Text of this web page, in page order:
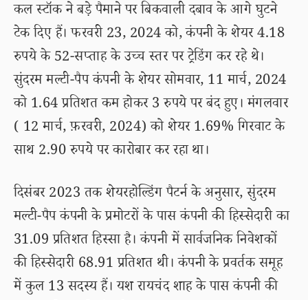
कल स्टॉक ने बड़े पैमाने पर बिकवाली दबाव के आगे घुटने
टेक दिए हैं। फरवरी 23, 2024 को, कंपनी के शेयर 4.18
रुपये के 52-सप्ताह के उच्च स्तर पर ट्रेडिंग कर रहे थे।
सुंदरम मल्टी-पैप कंपनी के शेयर सोमवार, 11 मार्च, 2024
को 1.64 प्रतिशत कम होकर 3 रुपये पर बंद हुए। मंगलवार
( 12 मार्च, फ़रवरी, 2024) को शेयर 1.69% गिरवाट के
साथ 2.90 रुपये पर कारोबार कर रहा था।
दिसंबर 2023 तक शेयरहोल्डिंग पैटर्न के अनुसार, सुंदरम
मल्टी-पैप कंपनी के प्रमोटरों के पास कंपनी की हिस्सेदारी का
31.09 प्रतिशत हिस्सा है। कंपनी में सार्वजनिक निवेशकों
की हिस्सेदारी 68.91 प्रतिशत थी। कंपनी के प्रवर्तक समूह
में कुल 13 सदस्य हैं। यश रायचंद शाह के पास कंपनी की